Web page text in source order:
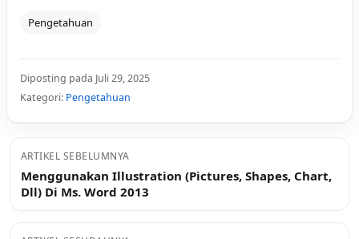
Pengetahuan
Diposting pada Juli 29, 2025
Kategori: Pengetahuan
ARTIKEL SEBELUMNYA
Menggunakan Illustration (Pictures, Shapes, Chart,
Dll) Di Ms. Word 2013